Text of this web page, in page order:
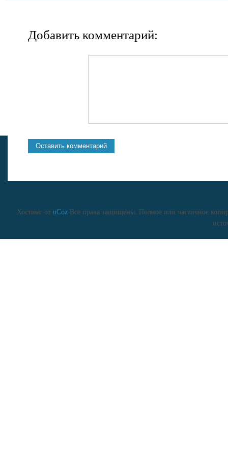
Добавить комментарий:
Хостинг от uCozВсе права защищены. Полное или частичное